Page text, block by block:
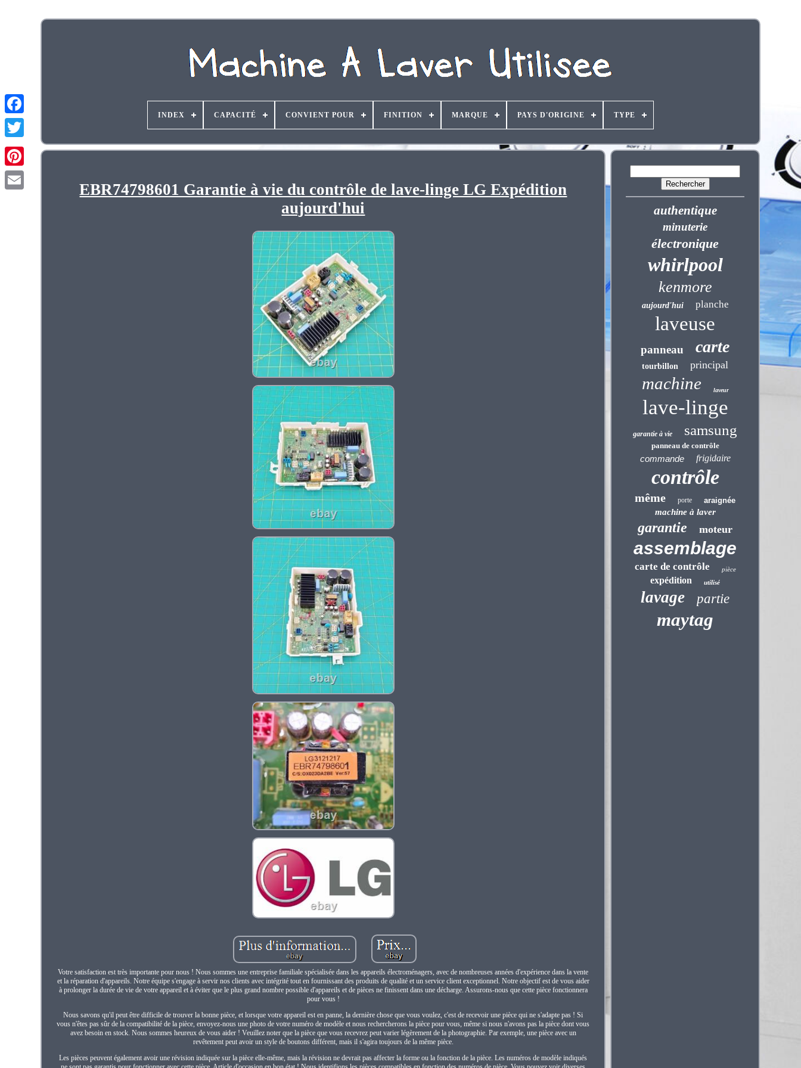
INDEX CAPACITÉ CONVIENT POUR FINITION MARQUE PAYS D'ORIGINE TYPE
EBR74798601 Garantie à vie du contrôle de lave-linge LG Expédition
aujourd'hui
Votre satisfaction est très importante pour nous ! Nous sommes une entreprise familiale spécialisée dans les appareils électroménagers, avec de nombreuses années d'expérience dans la vente
et la réparation d'appareils. Notre équipe s'engage à servir nos clients avec intégrité tout en fournissant des produits de qualité et un service client exceptionnel. Notre objectif est de vous aider
à prolonger la durée de vie de votre appareil et à éviter que le plus grand nombre possible d'appareils et de pièces ne finissent dans une décharge. Assurons-nous que cette pièce fonctionnera
pour vous !
Nous savons qu'il peut être difficile de trouver la bonne pièce, et lorsque votre appareil est en panne, la dernière chose que vous voulez, c'est de recevoir une pièce qui ne s'adapte pas ! Si
vous n'êtes pas sûr de la compatibilité de la pièce, envoyez-nous une photo de votre numéro de modèle et nous rechercherons la pièce pour vous, même si nous n'avons pas la pièce dont vous
avez besoin en stock. Nous sommes heureux de vous aider ! Veuillez noter que la pièce que vous recevrez peut varier légèrement de la photographie. Par exemple, une pièce avec un
revêtement peut avoir un style de boutons différent, mais il s'agira toujours de la même pièce.
Les pièces peuvent également avoir une révision indiquée sur la pièce elle-même, mais la révision ne devrait pas affecter la forme ou la fonction de la pièce. Les numéros de modèle indiqués
authentique
minuterie
électronique
whirlpool
kenmore
aujourd'hui planche
laveuse
panneau carte
tourbillon principal
machine laveur
lave-linge
garantie à vie samsung
panneau de contrôle
commande frigidaire
contrôle
même porte araignée
machine à laver
garantie moteur
assemblage
carte de contrôle pièce
expédition utilisé
lavage partie
maytag